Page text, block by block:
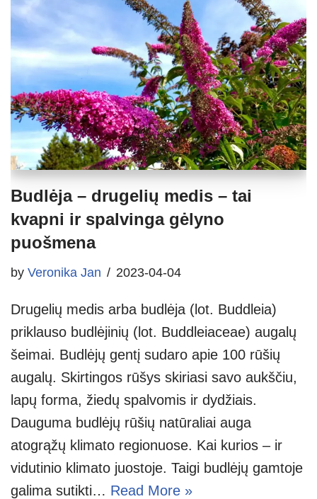
Budlėja – drugelių medis – tai
kvapni ir spalvinga gėlyno
puošmena
by Veronika Jan 2023-04-04
Drugelių medis arba budlėja (lot. Buddleia)
priklauso budlėjinių (lot. Buddleiaceae) augalų
šeimai. Budlėjų gentį sudaro apie 100 rūšių
augalų. Skirtingos rūšys skiriasi savo aukščiu,
lapų forma, žiedų spalvomis ir dydžiais.
Dauguma budlėjų rūšių natūraliai auga
atogrąžų klimato regionuose. Kai kurios – ir
vidutinio klimato juostoje. Taigi budlėjų gamtoje
galima sutikti… Read More »